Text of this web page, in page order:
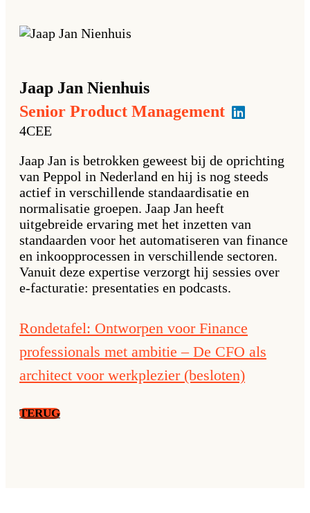
Jaap Jan Nienhuis
Senior Product Management
4CEE
Jaap Jan is betrokken geweest bij de oprichting
van Peppol in Nederland en hij is nog steeds
actief in verschillende standaardisatie en
normalisatie groepen. Jaap Jan heeft
uitgebreide ervaring met het inzetten van
standaarden voor het automatiseren van finance
en inkoopprocessen in verschillende sectoren.
Vanuit deze expertise verzorgt hij sessies over
e-facturatie: presentaties en podcasts.
Rondetafel: Ontworpen voor Finance
professionals met ambitie – De CFO als
architect voor werkplezier (besloten)
TERUG